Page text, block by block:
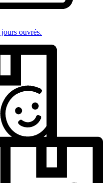
ouvrés.